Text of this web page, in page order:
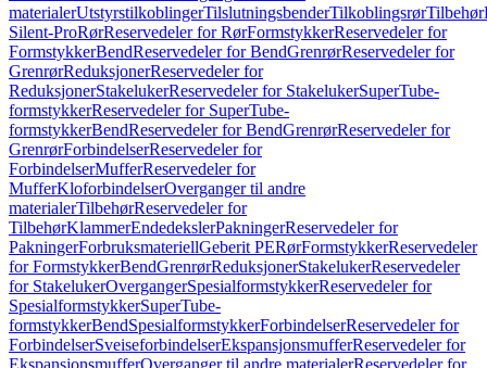
materialerUtstyrstilkoblingerTilslutningsbenderTilkoblingsrørTilbehør
Silent-ProRørReservedeler for RørFormstykkerReservedeler for
FormstykkerBendReservedeler for BendGrenrørReservedeler for
GrenrørReduksjonerReservedeler for
ReduksjonerStakelukerReservedeler for StakelukerSuperTube-
formstykkerReservedeler for SuperTube-
formstykkerBendReservedeler for BendGrenrørReservedeler for
GrenrørForbindelserReservedeler for
ForbindelserMufferReservedeler for
MufferKloforbindelserOverganger til andre
materialerTilbehørReservedeler for
TilbehørKlammerEndedekslerPakningerReservedeler for
PakningerForbruksmateriellGeberit PERørFormstykkerReservedeler
for FormstykkerBendGrenrørReduksjonerStakelukerReservedeler
for StakelukerOvergangerSpesialformstykkerReservedeler for
SpesialformstykkerSuperTube-
formstykkerBendSpesialformstykkerForbindelserReservedeler for
ForbindelserSveiseforbindelserEkspansjonsmufferReservedeler for
EkspansjonsmufferOverganger til andre materialerReservedeler for